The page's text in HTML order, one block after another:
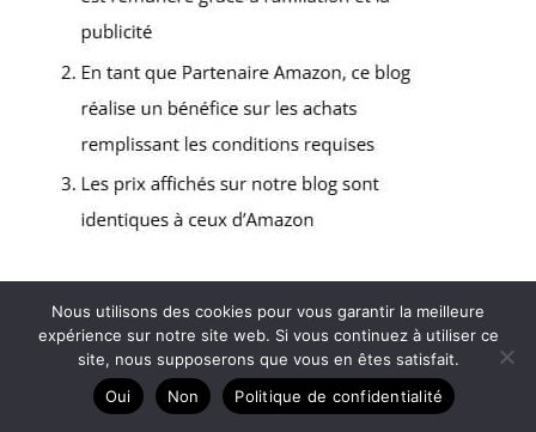
Copyright © 2026 Le discographe - Partenaire Amazon
A propos
Contact
Nous utilisons des cookies pour vous garantir la meilleure
expérience sur notre site web. Si vous continuez à utiliser ce
site, nous supposerons que vous en êtes satisfait.
Oui
Non Politique de confidentialité